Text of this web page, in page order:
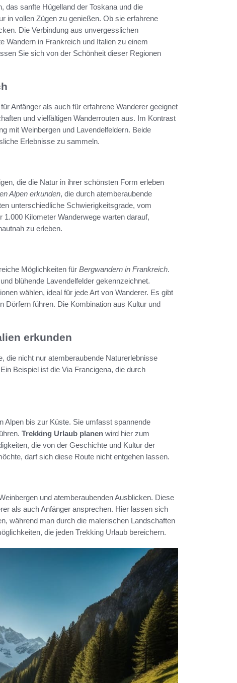
das sanfte Hügelland der Toskana und die
in vollen Zügen zu genießen. Ob sie erfahrene
Die Verbindung aus unvergesslichen
Wandern in Frankreich und Italien zu einem
Sie sich von der Schönheit dieser Regionen
Anfänger als auch für erfahrene Wanderer geeignet
und vielfältigen Wanderrouten aus. Im Kontrast
mit Weinbergen und Lavendelfeldern. Beide
Erlebnisse zu sammeln.
die die Natur in ihrer schönsten Form erleben
Alpen erkunden, die durch atemberaubende
unterschiedliche Schwierigkeitsgrade, vom
Kilometer Wanderwege warten darauf,
zu erleben.
Möglichkeiten für Bergwandern in Frankreich.
blühende Lavendelfelder gekennzeichnet.
wählen, ideal für jede Art von Wanderer. Es gibt
Dörfern führen. Die Kombination aus Kultur und
erkunden
die nicht nur atemberaubende Naturerlebnisse
Beispiel ist die Via Francigena, die durch
Alpen bis zur Küste. Sie umfasst spannende
Trekking Urlaub planen wird hier zum
die von der Geschichte und Kultur der
darf sich diese Route nicht entgehen lassen.
und atemberaubenden Ausblicken. Diese
als auch Anfänger ansprechen. Hier lassen sich
während man durch die malerischen Landschaften
die jeden Trekking Urlaub bereichern.